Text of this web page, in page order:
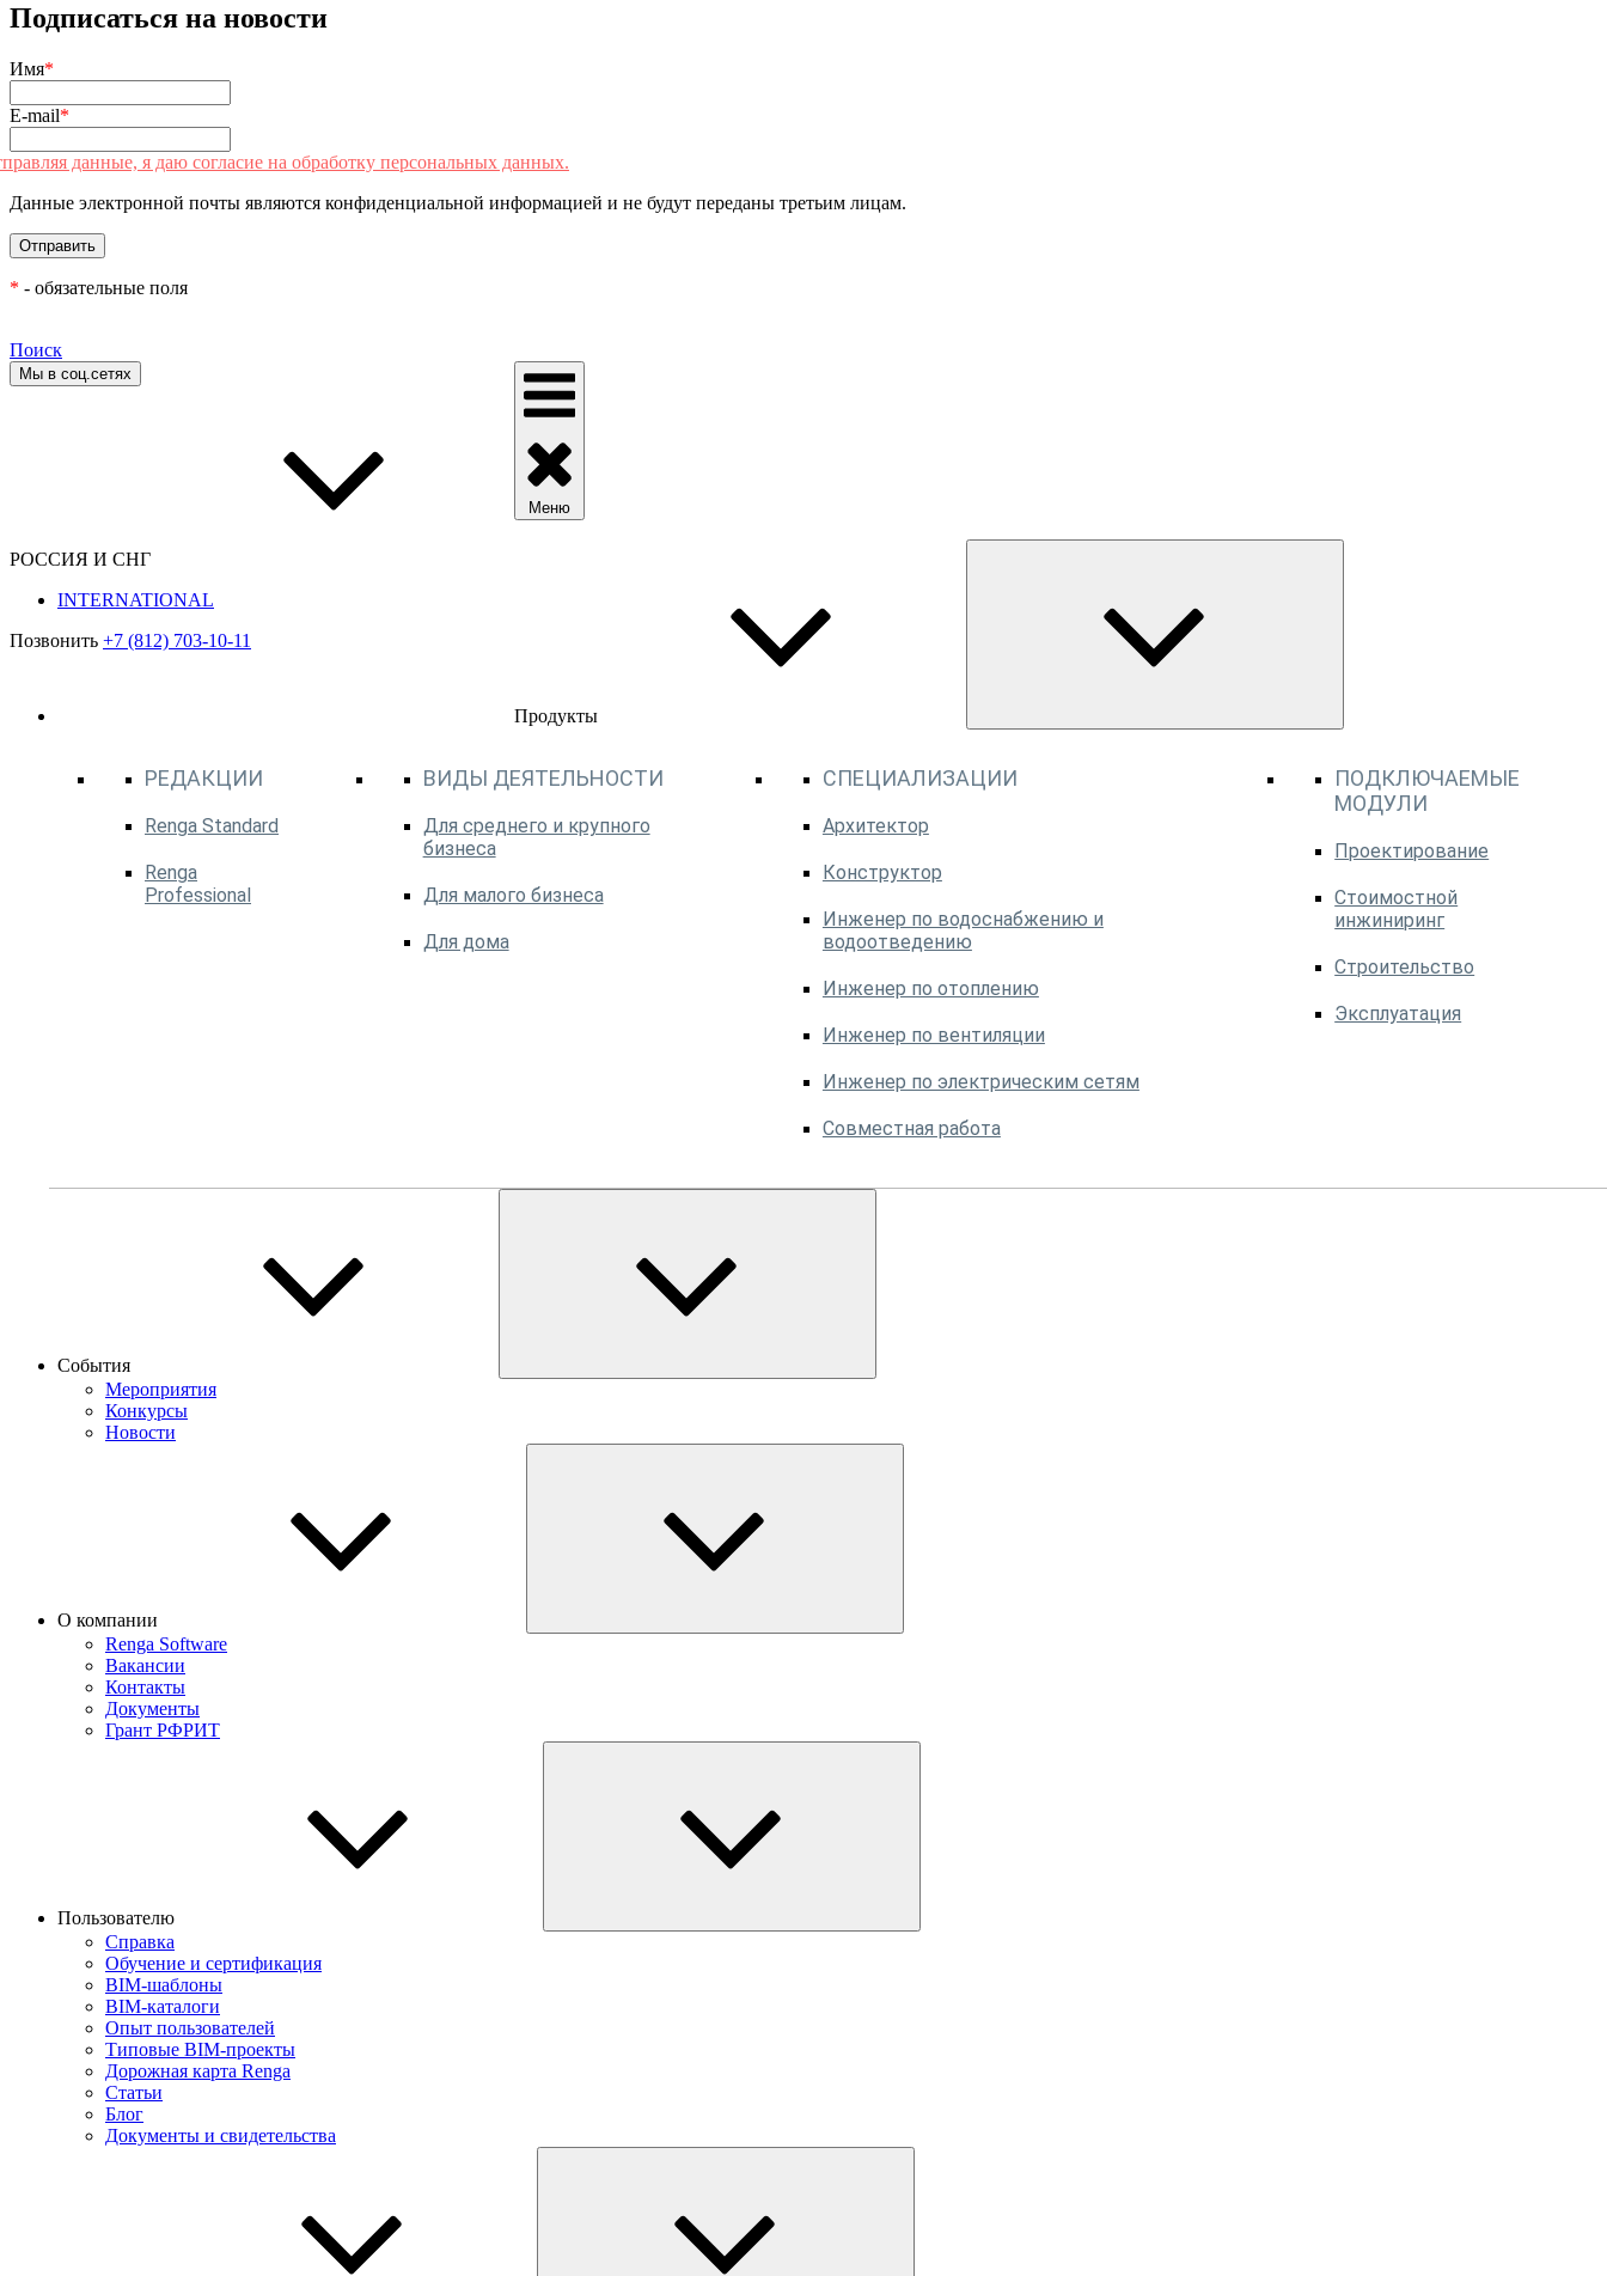
Подписаться на новости
Имя*
E-mail*
данные, я даю согласие на обработку персональных данных.
Данные электронной почты являются конфиденциальной информацией и не будут переданы третьим лицам.
* - обязательные поля
Поиск
Мы в соц.сетях
РОССИЯ И СНГ
INTERNATIONAL
Позвонить +7 (812) 703-10-11
Меню
Продукты
РЕДАКЦИИ
Renga Standard
Renga
Professional
ВИДЫ ДЕЯТЕЛЬНОСТИ
Для среднего и крупного
бизнеса
Для малого бизнеса
Для дома
СПЕЦИАЛИЗАЦИИ
Архитектор
Конструктор
Инженер по водоснабжению и
водоотведению
Инженер по отоплению
Инженер по вентиляции
Инженер по электрическим сетям
Совместная работа
ПОДКЛЮЧАЕМЫЕ
МОДУЛИ
Проектирование
Стоимостной
инжиниринг
Строительство
Эксплуатация
События
Мероприятия
Конкурсы
Новости
О компании
Renga Software
Вакансии
Контакты
Документы
Грант РФРИТ
Пользователю
Справка
Обучение и сертификация
BIM-шаблоны
BIM-каталоги
Опыт пользователей
Типовые BIM-проекты
Дорожная карта Renga
Статьи
Блог
Документы и свидетельства